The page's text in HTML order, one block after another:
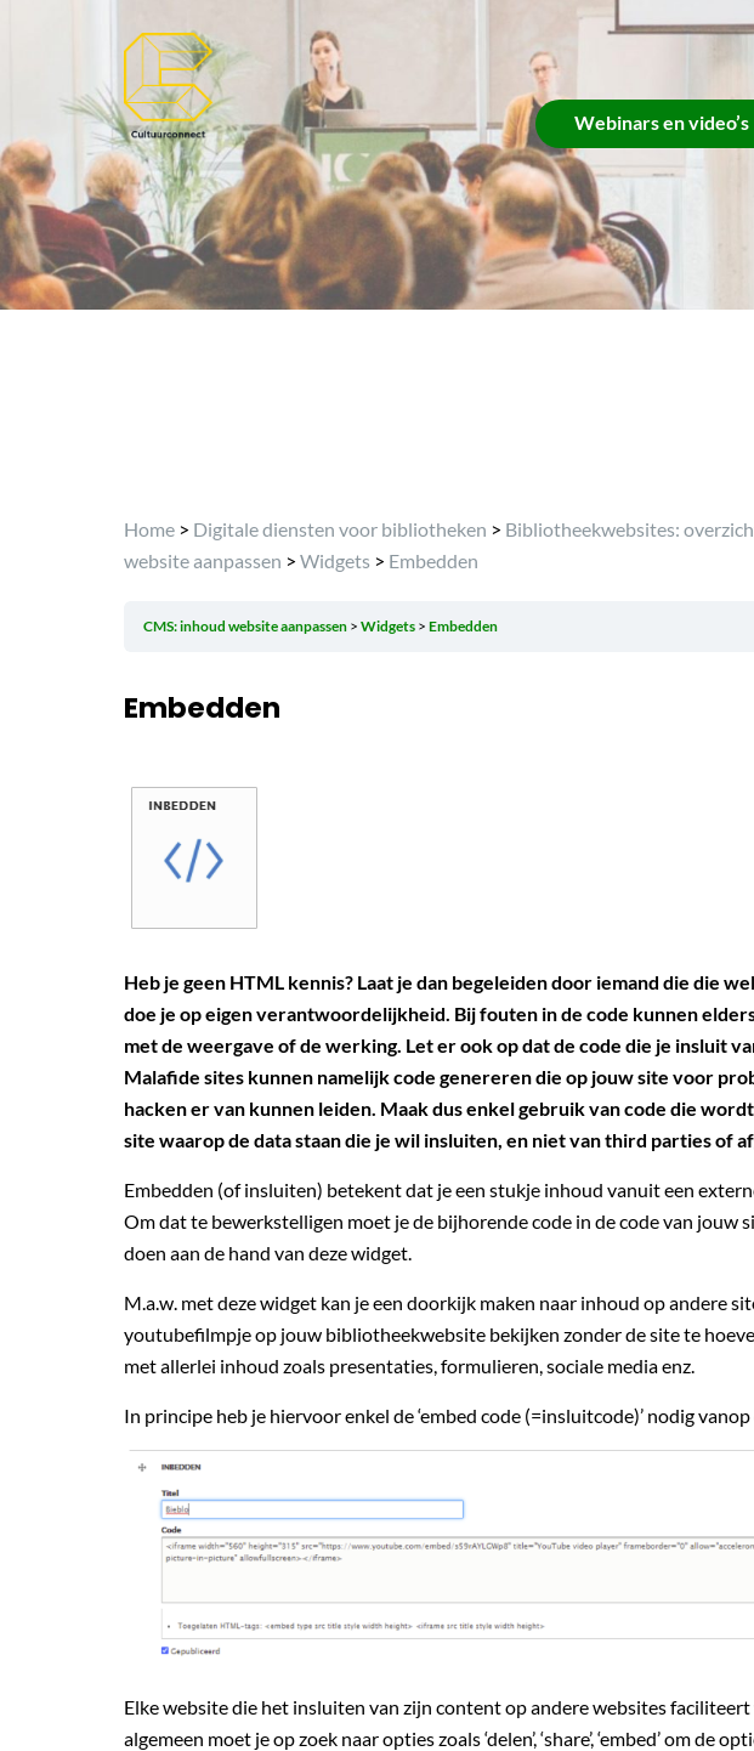
Webinars en video’s
Home > Digitale diensten voor bibliotheken > Bibliotheekwebsites:
website aanpassen > Widgets > Embedden
CMS: inhoud website aanpassen Widgets Embedden
Embedden
Heb je geen HTML kennis? Laat je dan begeleiden door iemand die die
doe je op eigen verantwoordelijkheid. Bij fouten in de code kunnen
met de weergave of de werking. Let er ook op dat de code die je insluit
Malafide sites kunnen namelijk code genereren die op jouw site voor
hacken er van kunnen leiden. Maak dus enkel gebruik van code die
site waarop de data staan die je wil insluiten, en niet van third parties of
Embedden (of insluiten) betekent dat je een stukje inhoud vanuit een
Om dat te bewerkstelligen moet je de bijhorende code in de code van jouw
doen aan de hand van deze widget.
M.a.w. met deze widget kan je een doorkijk maken naar inhoud op andere
youtubefilmpje op jouw bibliotheekwebsite bekijken zonder de site te
met allerlei inhoud zoals presentaties, formulieren, sociale media enz.
In principe heb je hiervoor enkel de ‘embed code (=insluitcode)’ nodig
Elke website die het insluiten van zijn content op andere websites
algemeen moet je op zoek naar opties zoals ‘delen’, ‘share’, ‘embed’ om de